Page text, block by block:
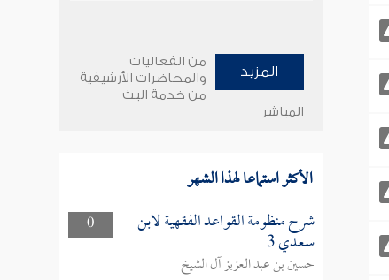
المزيد
من الفعاليات
والمحاضرات الأرشيفية
من خدمة البث
المباشر
الأكثر استماعا لهذا الشهر
0 شرح منظومة القواعد الفقهية لابن
سعدي 3
حسين بن عبد العزيز آل الشيخ